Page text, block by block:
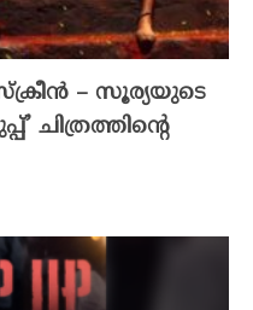
– സൂര്യയുടെ
ചിത്രത്തിന്റെ